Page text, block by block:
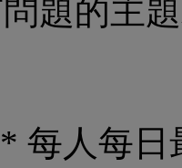
題的主
人每日